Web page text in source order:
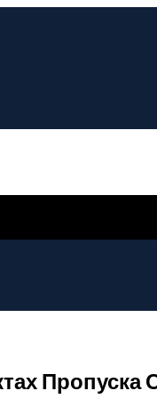
Пропуска